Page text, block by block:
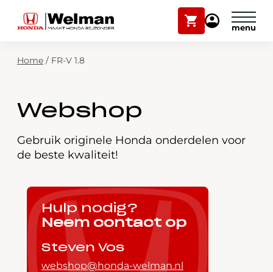
Winkelwagen
Mijn
Modellen
Over ons
Webshop
Contact
Zoekfunctie
Plan onderhoud
Mijn Honda Welman
Home / FR-V 1.8
Webshop
Gebruik originele Honda onderdelen voor
de beste kwaliteit!
Hulp nodig?
Neem contact op
Steven Vos
webshop@honda-welman.nl